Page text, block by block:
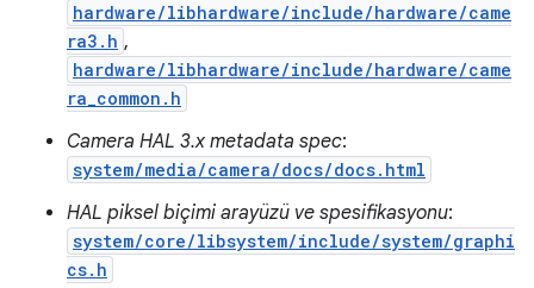
hardware/libhardware/include/hardware/came
ra3.h ,
hardware/libhardware/include/hardware/came
ra_common.h
Camera HAL 3.x metadata spec:
system/media/camera/docs/docs.html
HAL piksel biçimi arayüzü ve spesifikasyonu:
system/core/libsystem/include/system/graphi
cs.h